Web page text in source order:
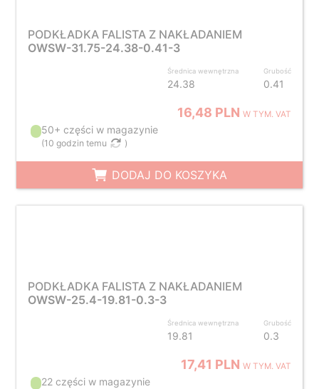
PODKŁADKA FALISTA Z NAKŁADANIEM
OWSW-31.75-24.38-0.41-3
Średnica wewnętrzna
24.38
Grubość
0.41
16,48 PLNW TYM. VAT
50+ części w magazynie
(10 godzin temu )
DODAJ DO KOSZYKA
PODKŁADKA FALISTA Z NAKŁADANIEM
OWSW-25.4-19.81-0.3-3
Średnica wewnętrzna
19.81
Grubość
0.3
17,41 PLNW TYM. VAT
22 części w magazynie